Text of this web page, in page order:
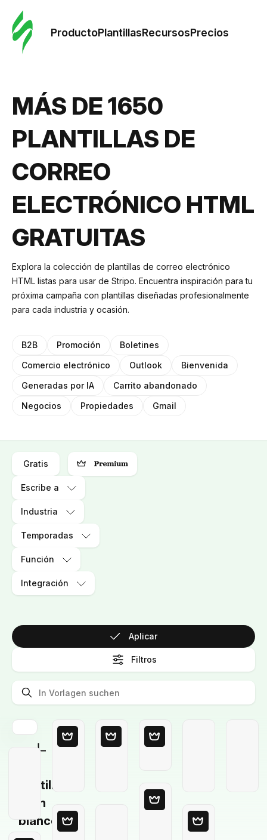
ProductoPlantillasRecursosPrecios
MÁS DE 1650
PLANTILLAS DE
CORREO
ELECTRÓNICO HTML
GRATUITAS
Explora la colección de plantillas de correo electrónico
HTML listas para usar de Stripo. Encuentra inspiración para tu
próxima campaña con plantillas diseñadas profesionalmente
para cada industria y ocasión.
B2B Promoción
Boletines
Comercio electrónico
Outlook
Bienvenida
Generadas por IA
Carrito abandonado
Negocios
Propiedades Gmail
Gratis
Escribe a
Industria
Temporadas
Función
Integración
Aplicar
Filtros
Plantilla
en
blanco